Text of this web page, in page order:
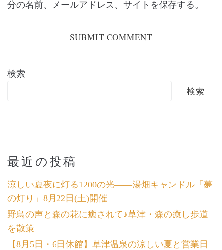
分の名前、メールアドレス、サイトを保存する。
検索
検索
最近の投稿
涼しい夏夜に灯る1200の光――湯畑キャンドル「夢
の灯り」8月22日(土)開催
野鳥の声と森の花に癒されて♪草津・森の癒し歩道
を散策
【8月5日・6日休館】草津温泉の涼しい夏と営業日